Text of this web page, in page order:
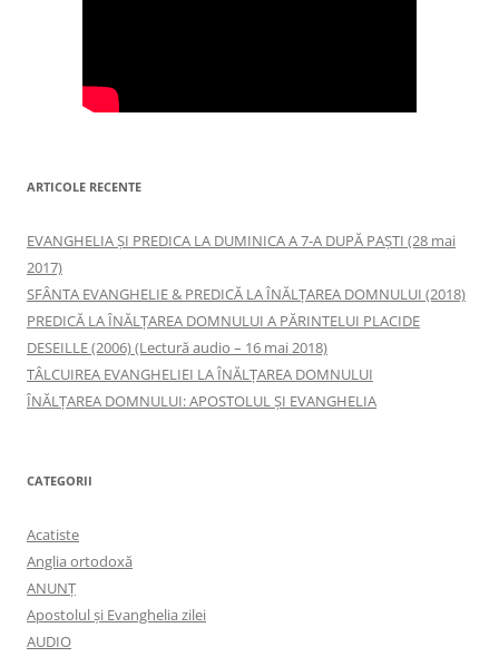
ARTICOLE RECENTE
EVANGHELIA ȘI PREDICA LA DUMINICA A 7-A DUPĂ PAȘTI (28 mai
2017)
SFÂNTA EVANGHELIE & PREDICĂ LA ÎNĂLŢAREA DOMNULUI (2018)
PREDICĂ LA ÎNĂLŢAREA DOMNULUI A PĂRINTELUI PLACIDE
DESEILLE (2006) (Lectură audio – 16 mai 2018)
TÂLCUIREA EVANGHELIEI LA ÎNĂLŢAREA DOMNULUI
ÎNĂLŢAREA DOMNULUI: APOSTOLUL ȘI EVANGHELIA
CATEGORII
Acatiste
Anglia ortodoxă
ANUNŢ
Apostolul şi Evanghelia zilei
AUDIO